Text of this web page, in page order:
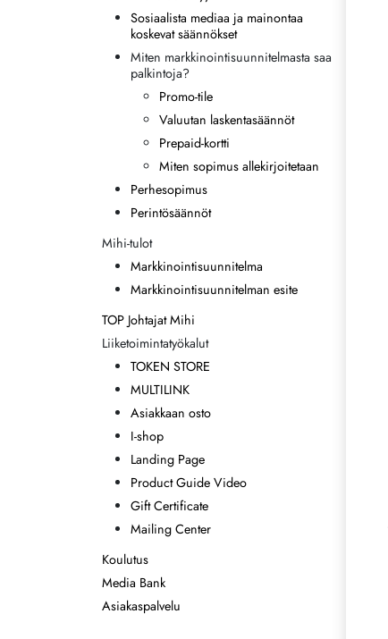
Sosiaalista mediaa ja mainontaa
koskevat säännökset
Miten markkinointisuunnitelmasta saa
palkintoja?
Promo-tile
Valuutan laskentasäännöt
Prepaid-kortti
Miten sopimus allekirjoitetaan
Perhesopimus
Perintösäännöt
Mihi-tulot
Markkinointisuunnitelma
Markkinointisuunnitelman esite
TOP Johtajat Mihi
Liiketoimintatyökalut
TOKEN STORE
MULTILINK
Asiakkaan osto
I-shop
Landing Page
Product Guide Video
Gift Certificate
Mailing Center
Koulutus
Media Bank
Asiakaspalvelu